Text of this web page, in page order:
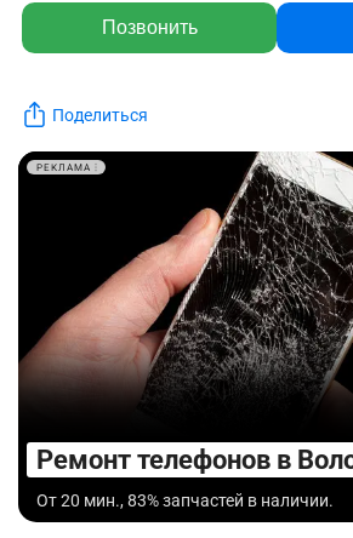
Позвонить
Поделиться
РЕКЛАМА
Ремонт телефонов в
От 20 мин., 83% запчастей в наличии.